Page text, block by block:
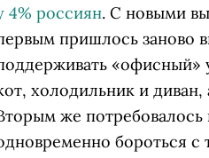
4% россиян. С новыми
пришлось заново
«офисный»
холодильник и
же потребовалось
бороться